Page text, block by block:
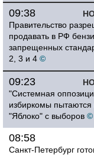
09:38
Правительство
продавать в РФ
запрещенных
2, 3 и 4 ©
09:23
"Системная
избиркомы пытаются
"Яблоко" с выборов ©
08:58
Санкт-Петербург